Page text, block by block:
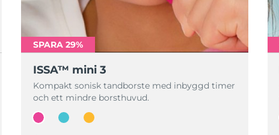
SPARA 29%
ISSA™ mini 3
Kompakt sonisk tandborste med inbyggd timer
och ett mindre borsthuvud.